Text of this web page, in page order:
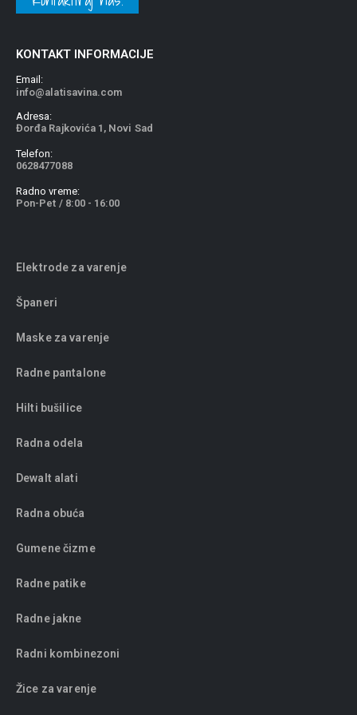
KONTAKT INFORMACIJE
Email:
info@alatisavina.com
Adresa:
Đorđa Rajkovića 1, Novi Sad
Telefon:
0628477088
Radno vreme:
Pon-Pet / 8:00 - 16:00
Elektrode za varenje
Španeri
Maske za varenje
Radne pantalone
Hilti bušilice
Radna odela
Dewalt alati
Radna obuća
Gumene čizme
Radne patike
Radne jakne
Radni kombinezoni
Žice za varenje